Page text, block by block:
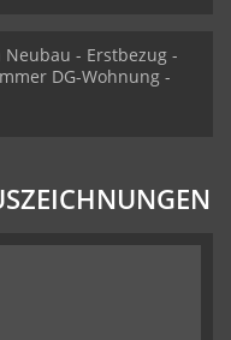
- Erstbezug -
DG-Wohnung -